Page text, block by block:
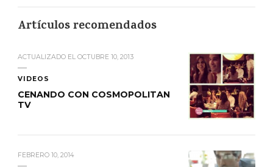
Artículos recomendados
ACTUALIZADO EL OCTUBRE 10, 2013
VIDEOS
CENANDO CON COSMOPOLITAN
TV
FEBRERO 10, 2014